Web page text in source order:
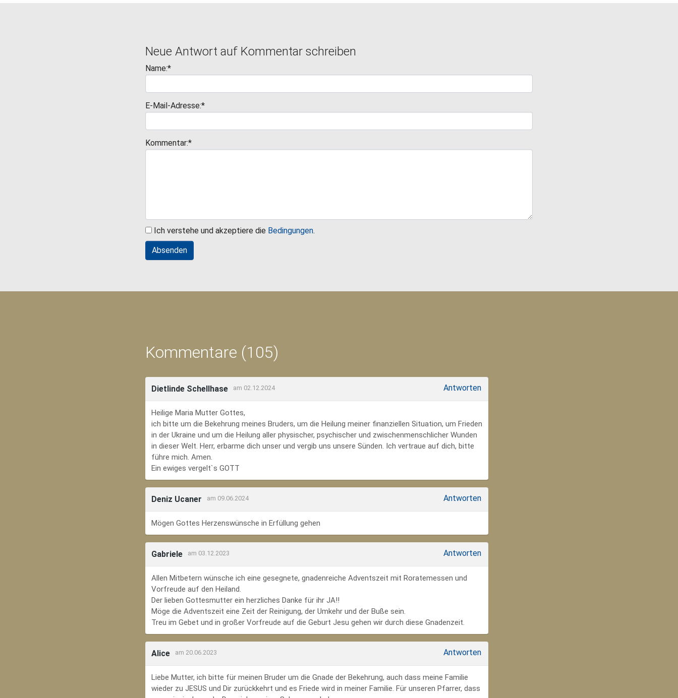
Neue Antwort auf Kommentar schreiben
Name:*
E-Mail-Adresse:*
Kommentar:*
Ich verstehe und akzeptiere die Bedingungen.
Kommentare (105)
Dietlinde Schellhase am 02.12.2024 Antworten
Heilige Maria Mutter Gottes,
ich bitte um die Bekehrung meines Bruders, um die Heilung meiner finanziellen Situation, um Frieden
in der Ukraine und um die Heilung aller physischer, psychischer und zwischenmenschlicher Wunden
in dieser Welt. Herr, erbarme dich unser und vergib uns unsere Sünden. Ich vertraue auf dich, bitte
führe mich. Amen.
Ein ewiges vergelt`s GOTT
Deniz Ucaner am 09.06.2024 Antworten
Mögen Gottes Herzenswünsche in Erfüllung gehen
Gabriele am 03.12.2023 Antworten
Allen Mitbetern wünsche ich eine gesegnete, gnadenreiche Adventszeit mit Roratemessen und
Vorfreude auf den Heiland.
Der lieben Gottesmutter ein herzliches Danke für ihr JA!!
Möge die Adventszeit eine Zeit der Reinigung, der Umkehr und der Buße sein.
Treu im Gebet und in großer Vorfreude auf die Geburt Jesu gehen wir durch diese Gnadenzeit.
Alice am 20.06.2023 Antworten
Liebe Mutter, ich bitte für meinen Bruder um die Gnade der Bekehrung, auch dass meine Familie
wieder zu JESUS und Dir zurückkehrt und es Friede wird in meiner Familie. Für unseren Pfarrer, dass